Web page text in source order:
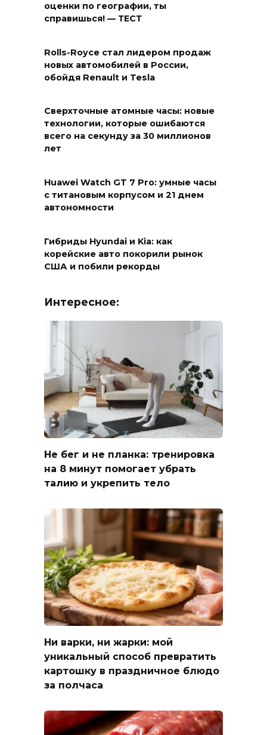
оценки по географии, ты
справишься! — ТЕСТ
Rolls-Royce стал лидером продаж
новых автомобилей в России,
обойдя Renault и Tesla
Сверхточные атомные часы: новые
технологии, которые ошибаются
всего на секунду за 30 миллионов
лет
Huawei Watch GT 7 Pro: умные часы
с титановым корпусом и 21 днем
автономности
Гибриды Hyundai и Kia: как
корейские авто покорили рынок
США и побили рекорды
Интересное:
Не бег и не планка: тренировка
на 8 минут помогает убрать
талию и укрепить тело
Ни варки, ни жарки: мой
уникальный способ превратить
картошку в праздничное блюдо
за полчаса